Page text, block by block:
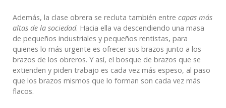
Además, la clase obrera se recluta también entre capas más
altas de la sociedad. Hacia ella va descendiendo una masa
de pequeños industriales y pequeños rentistas, para
quienes lo más urgente es ofrecer sus brazos junto a los
brazos de los obreros. Y así, el bosque de brazos que se
extienden y piden trabajo es cada vez más espeso, al paso
que los brazos mismos que lo forman son cada vez más
flacos.